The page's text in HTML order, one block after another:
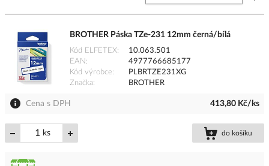
BROTHER Páska TZe-231 12mm černá/bílá
Kód ELFETEX
10.063.501
EAN
4977766685177
Kód výrobce
PLBRTZE231XG
Značka
BROTHER
Cena s DPH 413,80 Kč/ks
ks do košíku